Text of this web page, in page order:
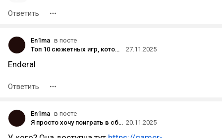
Ответить
En1ma в посте
Топ 10 сюжетных игр, которые дают повод задуматься о жизни
27.11.2025
Enderal
Ответить
En1ma в посте
Я просто хочу поиграть в сборку скайрима, однако есть маленькое 20.11.2025